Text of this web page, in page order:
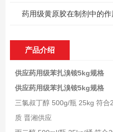
药用级黄原胶在制剂中的
产品介绍
供应药用级苯扎溴铵5kg规格
供应药用级苯扎溴铵5kg规格
三氯叔丁醇 500g/瓶 25kg 符
质 晋湘供应